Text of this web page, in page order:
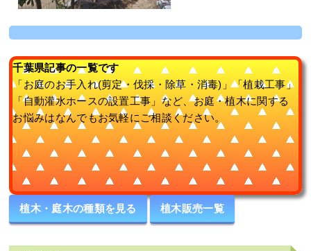
千葉県記事の一覧です
「お庭のお手入れ(剪定・伐採・除草・消毒)」「植栽工事」
「自動灌水ホースの設置工事」など、お庭・植木に関する
お悩みはなんでもお気軽にご相談ください。
植木・庭木の種類を見る 植木販売一覧